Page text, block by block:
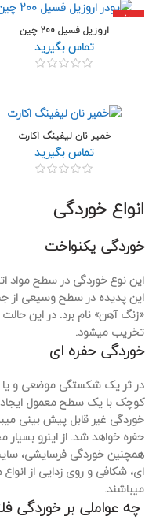
داغ
اروزیل فسیل 200 چین
تماس بگیرید
خمیر نان لیفینگ اکارت
تماس بگیرید
انواع خوردگی
خوردگی یکنواخت
این نوع خوردگی در سطح مواد
این پدیده در سطح وسیعی از
«زنگ آهن» نام برد. در این
تخریب میشود.
خوردگی حفره ای
در ثر یک شکستگی موضعی و
کوچک با یک سطح معمول
خوردگی غیر قابل پیش بینی
حفره خواهد شد. از اینرو
همچنین خوردگی فرسایشی،
ای، شکافی و روی زدایی از
میباشند.
چه عواملی بر خوردگی